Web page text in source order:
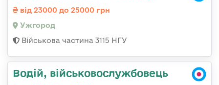
від 23000 до 25000 грн
Ужгород
Військова частина 3115 НГУ
Водій, військовослужбовець